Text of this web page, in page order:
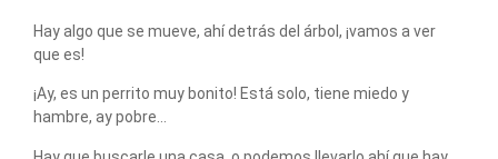
Hay algo que se mueve, ahí detrás del árbol, ¡vamos a ver
que es!
¡Ay, es un perrito muy bonito! Está solo, tiene miedo y
hambre, ay pobre…